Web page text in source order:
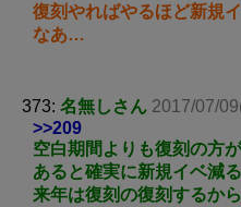
復刻やればやるほど新規
なあ…
373: 名無しさん 2017/07/
>>209
空白期間よりも復刻の方
あると確実に新規イベ減
来年は復刻の復刻するか